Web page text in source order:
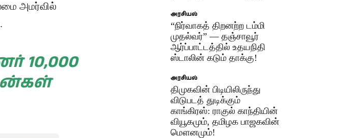
அமர்வில்
10,000
அரசியல்
“நிர்வாகத் திறனற்ற டம்மி
முதல்வர்” — தஞ்சாவூர்
ஆர்ப்பாட்டத்தில் உதயநிதி
ஸ்டாலின் கடும் தாக்கு!
அரசியல்
திமுகவின் பிடியிலிருந்து
விடுபடத் துடிக்கும்
காங்கிரஸ்: ராகுல் காந்தியின்
வியூகமும், தமிழக பாஜகவின்
மௌனமும்!